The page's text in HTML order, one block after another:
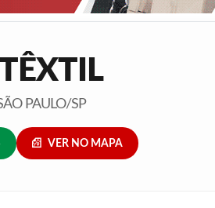
PAULO/SP
VER NO MAPA